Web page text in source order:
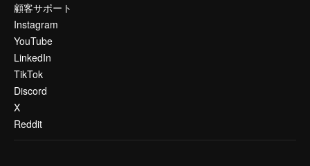
顧客サポート
Instagram
YouTube
LinkedIn
TikTok
Discord
X
Reddit